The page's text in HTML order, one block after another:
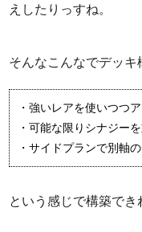
えしたりっすね。
そんなこんなでデッキ
・強いレアを使いつつ
・可能な限りシナジー
・サイドプランで別軸
という感じで構築でき